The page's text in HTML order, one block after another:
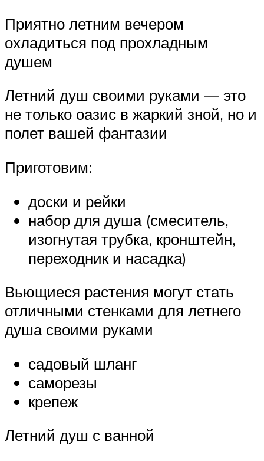
Приятно летним вечером
охладиться под прохладным
душем
Летний душ своими руками — это
не только оазис в жаркий зной, но и
полет вашей фантазии
Приготовим:
доски и рейки
набор для душа (смеситель,
изогнутая трубка, кронштейн,
переходник и насадка)
Вьющиеся растения могут стать
отличными стенками для летнего
душа своими руками
садовый шланг
саморезы
крепеж
Летний душ с ванной